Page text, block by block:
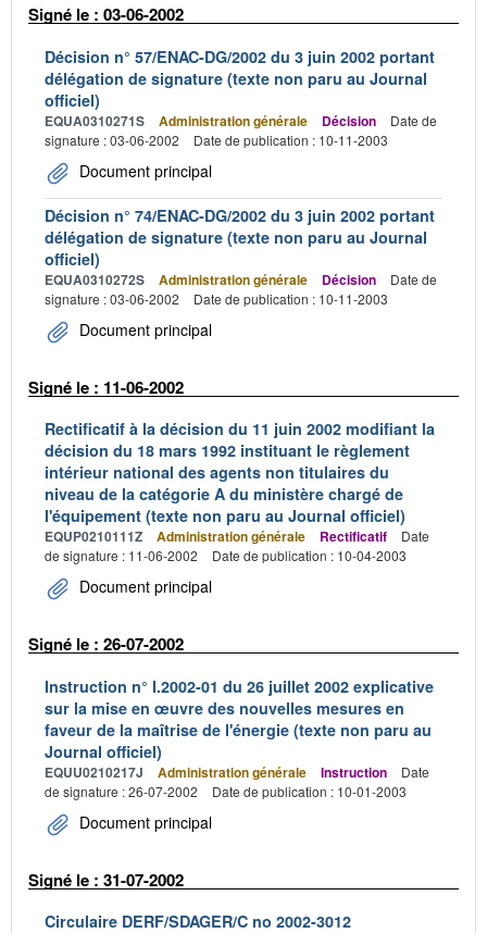
Signé le : 03-06-2002
Décision n° 57/ENAC-DG/2002 du 3 juin 2002 portant
délégation de signature (texte non paru au Journal
officiel)
EQUA0310271S Administration générale Décision
Date de
signature : 03-06-2002
Date de publication : 10-11-2003
Document principal
Décision n° 74/ENAC-DG/2002 du 3 juin 2002 portant
délégation de signature (texte non paru au Journal
officiel)
EQUA0310272S Administration générale Décision
Date de
signature : 03-06-2002
Date de publication : 10-11-2003
Document principal
Signé le : 11-06-2002
Rectificatif à la décision du 11 juin 2002 modifiant la
décision du 18 mars 1992 instituant le règlement
intérieur national des agents non titulaires du
niveau de la catégorie A du ministère chargé de
l'équipement (texte non paru au Journal officiel)
EQUP0210111Z Administration générale Rectificatif
Date
de signature : 11-06-2002
Date de publication : 10-04-2003
Document principal
Signé le : 26-07-2002
Instruction n° I.2002-01 du 26 juillet 2002 explicative
sur la mise en œuvre des nouvelles mesures en
faveur de la maîtrise de l'énergie (texte non paru au
Journal officiel)
EQUU0210217J Administration générale Instruction
Date
de signature : 26-07-2002
Date de publication : 10-01-2003
Document principal
Signé le : 31-07-2002
Circulaire DERF/SDAGER/C no 2002-3012